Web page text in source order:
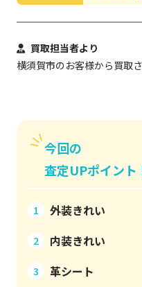
買取担当者より
横須賀市のお客様から買取
今回の
査定UPポイント
1 外装きれい
2 内装きれい
3 革シート